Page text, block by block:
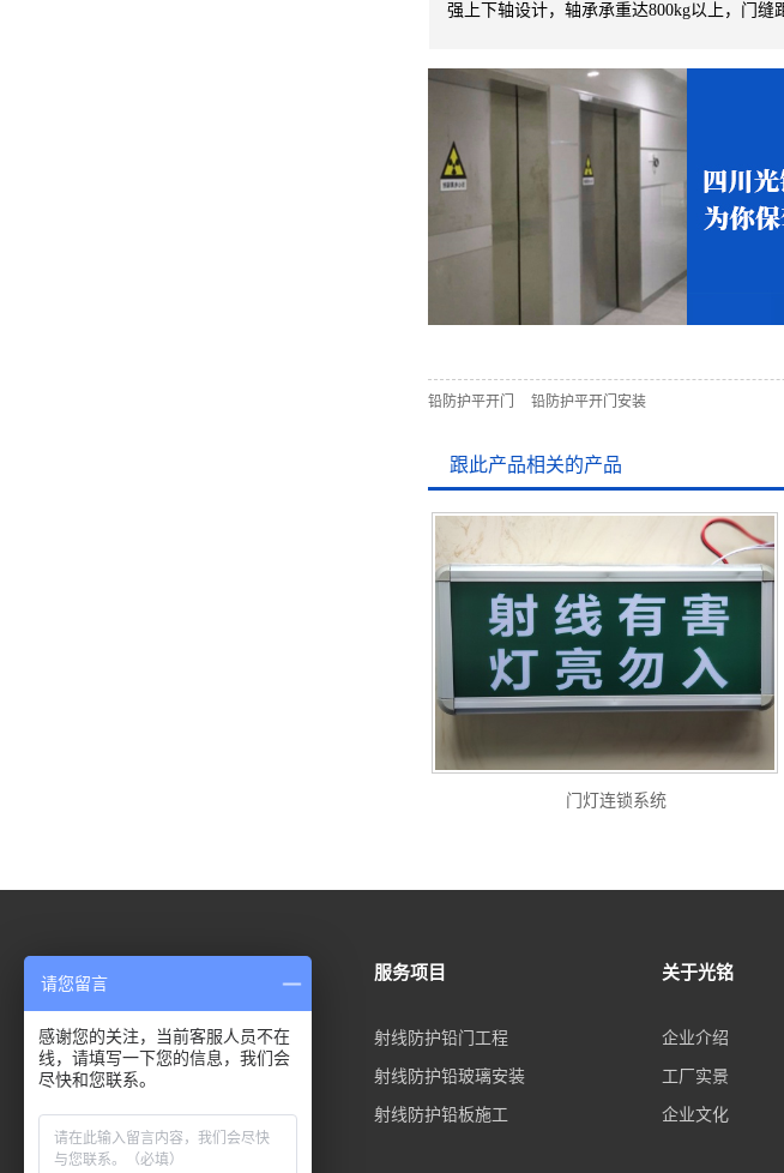
强上下轴设计，轴承承重达800kg以上，门缝
铅防护平开门 铅防护平开门安装
跟此产品相关的产品
门灯连锁系统
方案中心
医院防辐射工程
放射科防辐射工程
牙科门诊防辐射工程
服务项目
射线防护铅门工程
射线防护铅玻璃安装
射线防护铅板施工
关于光铭
企业介绍
工厂实景
企业文化
请您留言
感谢您的关注，当前客服人员不在
线，请填写一下您的信息，我们会
尽快和您联系。